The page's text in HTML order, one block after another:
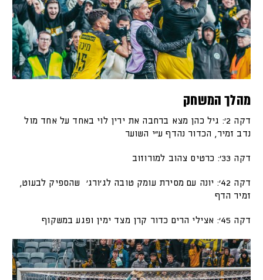
מהלך המשחק
דקה 2׳: גיל כהן מצא ברחבה את ירין לוי באחד על אחד מול
נדב זמיר, הכדור נהדף ע״י השוער
דקה 33׳: כרטיס צהוב למורוזוב
דקה 42׳: יונה עם מסירת עומק טובה לג'ורג' שהספיק לבעוט,
זמיר הדף
דקה 45׳: אצילי הרים כדור קרן מצד ימין ופגע במשקוף